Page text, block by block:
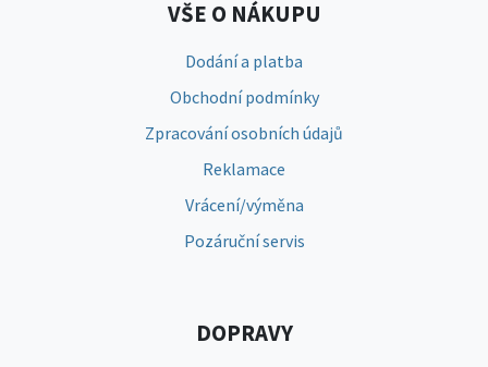
VŠE O NÁKUPU
Dodání a platba
Obchodní podmínky
Zpracování osobních údajů
Reklamace
Vrácení/výměna
Pozáruční servis
DOPRAVY